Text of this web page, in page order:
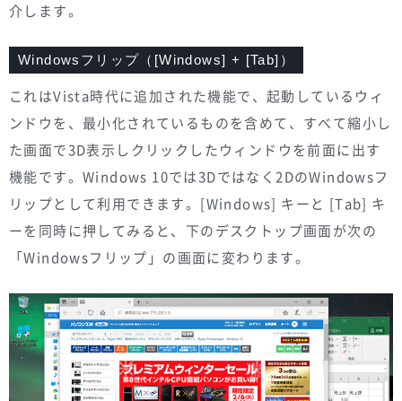
介します。
Windowsフリップ（[Windows] + [Tab]）
これはVista時代に追加された機能で、起動しているウィ
ンドウを、最小化されているものを含めて、すべて縮小し
た画面で3D表示しクリックしたウィンドウを前面に出す
機能です。Windows 10では3Dではなく2DのWindowsフ
リップとして利用できます。[Windows] キーと [Tab] キ
ーを同時に押してみると、下のデスクトップ画面が次の
「Windowsフリップ」の画面に変わります。